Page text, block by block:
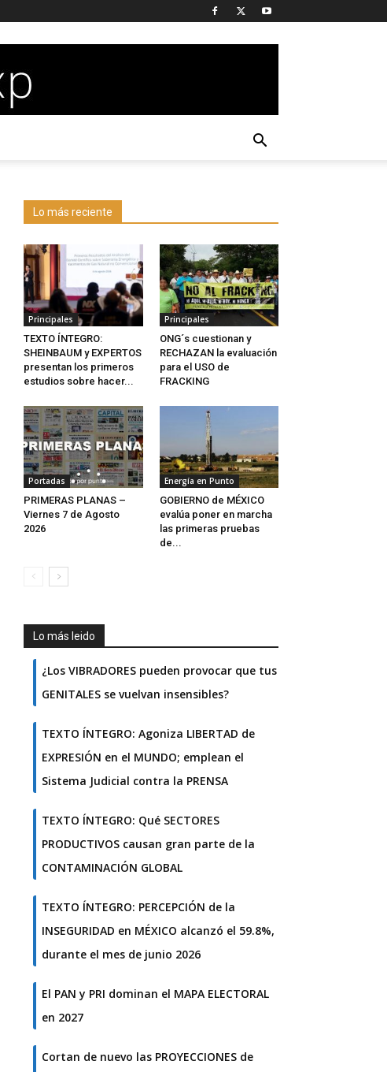
Lo más reciente
Principales
TEXTO ÍNTEGRO:
SHEINBAUM y EXPERTOS
presentan los primeros
estudios sobre hacer...
Principales
ONG´s cuestionan y
RECHAZAN la evaluación
para el USO de
FRACKING
Portadas
PRIMERAS PLANAS –
Viernes 7 de Agosto
2026
Energía en Punto
GOBIERNO de MÉXICO
evalúa poner en marcha
las primeras pruebas
de...
Lo más leido
¿Los VIBRADORES pueden provocar que tus
GENITALES se vuelvan insensibles?
TEXTO ÍNTEGRO: Agoniza LIBERTAD de
EXPRESIÓN en el MUNDO; emplean el
Sistema Judicial contra la PRENSA
TEXTO ÍNTEGRO: Qué SECTORES
PRODUCTIVOS causan gran parte de la
CONTAMINACIÓN GLOBAL
TEXTO ÍNTEGRO: PERCEPCIÓN de la
INSEGURIDAD en MÉXICO alcanzó el 59.8%,
durante el mes de junio 2026
El PAN y PRI dominan el MAPA ELECTORAL
en 2027
Cortan de nuevo las PROYECCIONES de